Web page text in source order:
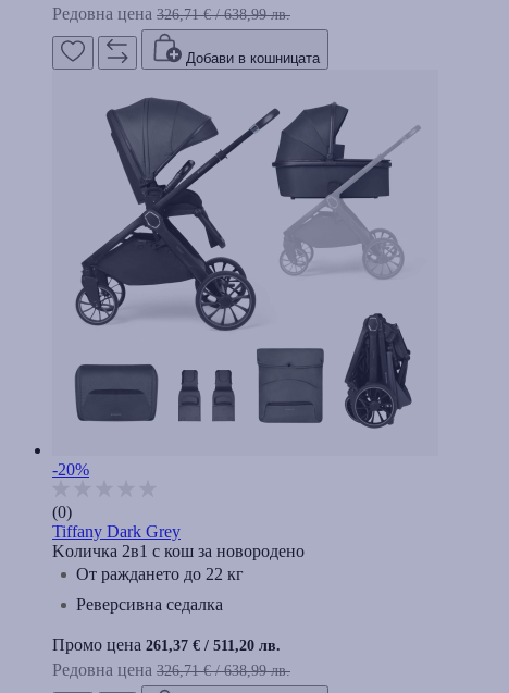
Редовна цена 326,71 €/638,99 лв.
Добави в кошницата
-20%
(0)
Tiffany Dark Grey
Kоличка 2в1 с кош за новородено
От раждането до 22 кг
Реверсивна седалка
Промо цена 261,37 € / 511,20 лв.
Редовна цена 326,71 €/638,99 лв.